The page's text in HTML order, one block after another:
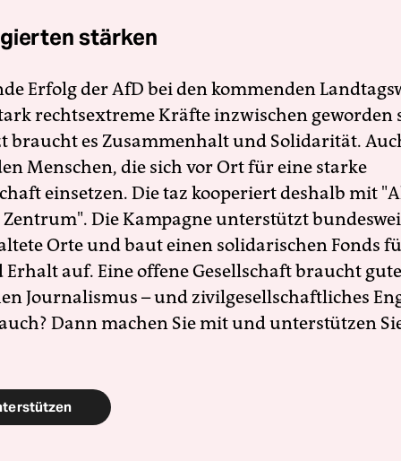
stärken
Erfolg der AfD bei den kommenden
rechtsextreme Kräfte inzwischen geworden
braucht es Zusammenhalt und Solidarität.
Menschen, die sich vor Ort für eine starke
einsetzen. Die taz kooperiert deshalb mit
Die Kampagne unterstützt
Orte und baut einen solidarischen Fonds
Erhalt auf. Eine offene Gesellschaft braucht
Journalismus – und zivilgesellschaftliches
Dann machen Sie mit und unterstützen